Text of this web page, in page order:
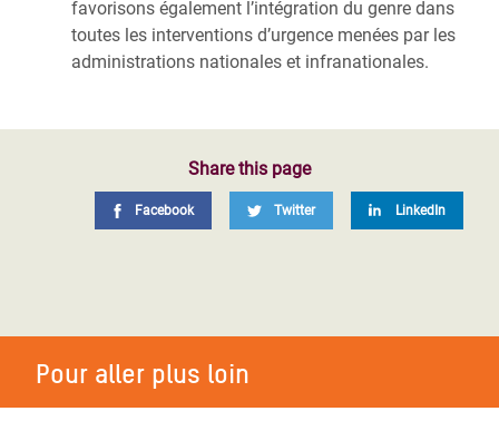
favorisons également l’intégration du genre dans
toutes les interventions d’urgence menées par les
administrations nationales et infranationales.
Share this page
Facebook Twitter LinkedIn
Pour aller plus loin